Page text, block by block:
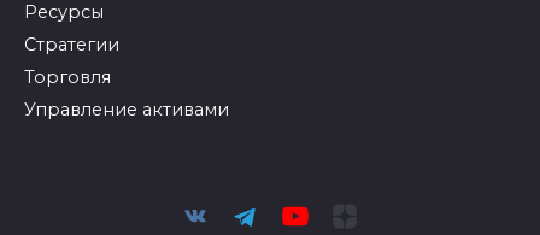
Ресурсы
Стратегии
Торговля
Управление активами